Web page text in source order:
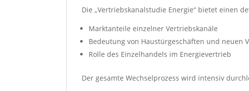
Die „Vertriebskanalstudie Energie“ bietet einen
Marktanteile einzelner Vertriebskanäle
Bedeutung von Haustürgeschäften und neuen
Rolle des Einzelhandels im Energievertrieb
Der gesamte Wechselprozess wird intensiv